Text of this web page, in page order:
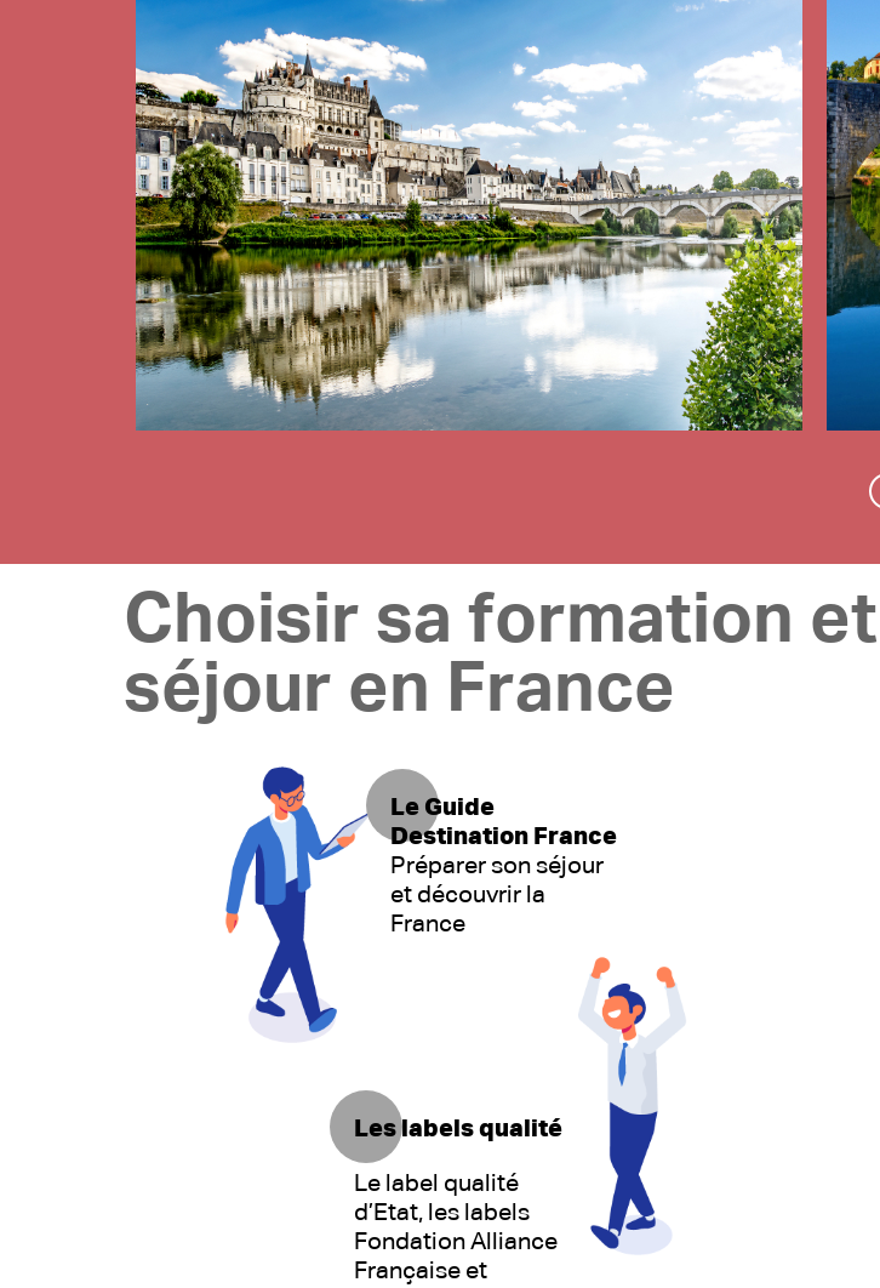
Choisir sa formation
séjour en France
Le Guide
Destination France
Préparer son séjour
et découvrir la
France
Les labels qualité
Le label qualité
d’Etat, les labels
Fondation Alliance
Française et